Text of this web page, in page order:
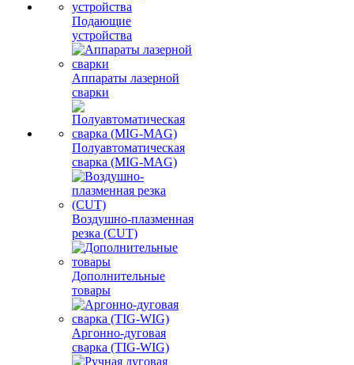
Подающие
устройства
Аппараты лазерной
сварки
Полуавтоматическая
сварка (MIG-MAG)
Воздушно-плазменная
резка (CUT)
Дополнительные
товары
Аргонно-дуговая
сварка (TIG-WIG)